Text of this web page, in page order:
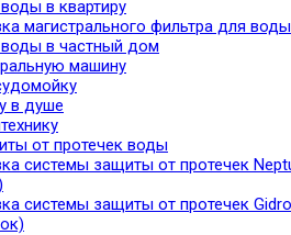
в квартиру
магистрального фильтра для воды
в частный дом
машину
в душе
от протечек воды
системы защиты от протечек
системы защиты от протечек